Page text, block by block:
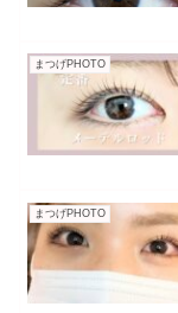
まつげPHOTO
まつげPHOTO